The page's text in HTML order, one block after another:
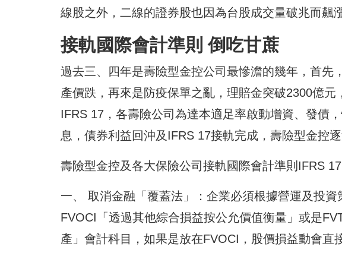
線股之外，二線的證券股也因為台股成交量破兆而飆
接軌國際會計準則 倒吃甘蔗
過去三、四年是壽險型金控公司最慘澹的幾年，首先
產價跌，再來是防疫保單之亂，理賠金突破2300億元
IFRS 17，各壽險公司為達本適足率啟動增資、發債
息，債券利益回沖及IFRS 17接軌完成，壽險型金控逐
壽險型金控及各大保險公司接軌國際會計準則IFRS
一、 取消金融「覆蓋法」：企業必須根據營運及投
FVOCI「透過其他綜合損益按公允價值衡量」或是
產」會計科目，如果是放在FVOCI，股價損益動會直